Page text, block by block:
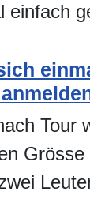
einfach
Tour
Grösse